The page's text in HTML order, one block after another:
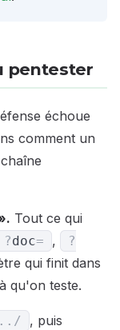
pentester
échoue
comment un
Tout ce qui
?doc= ,
?
qui finit dans
qu'on teste.
. . / , puis